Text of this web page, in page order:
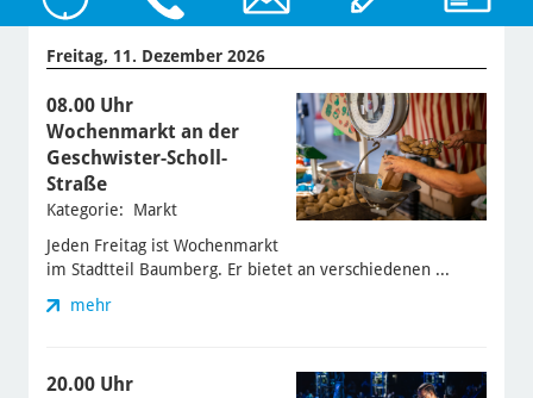
Freitag, 11. Dezember 2026
08.00 Uhr
Wochenmarkt an der
Geschwister-Scholl-
Straße
Kategorie: Markt
Jeden Freitag ist Wochenmarkt
im Stadtteil Baumberg. Er bietet an verschiedenen ...
mehr
20.00 Uhr